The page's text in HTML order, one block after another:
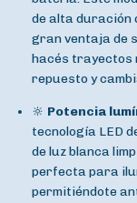
de alta duración
gran ventaja de
hacés trayectos
repuesto y
🔆 Potencia
tecnología LED
de luz blanca
perfecta para
permitiéndote